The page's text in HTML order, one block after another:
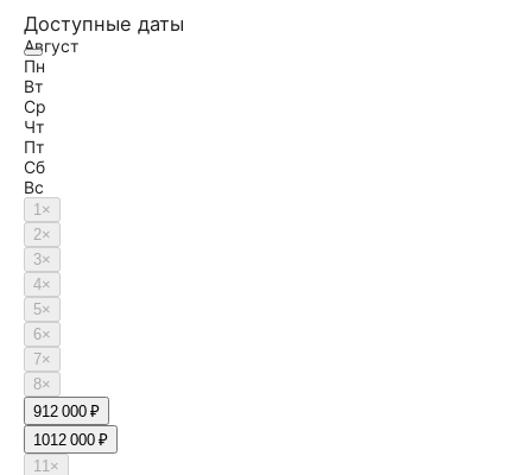
Доступные даты
Август
Пн
Вт
Ср
Чт
Пт
Сб
Вс
1×
2×
3×
4×
5×
6×
7×
8×
912 000 ₽
1012 000 ₽
11×